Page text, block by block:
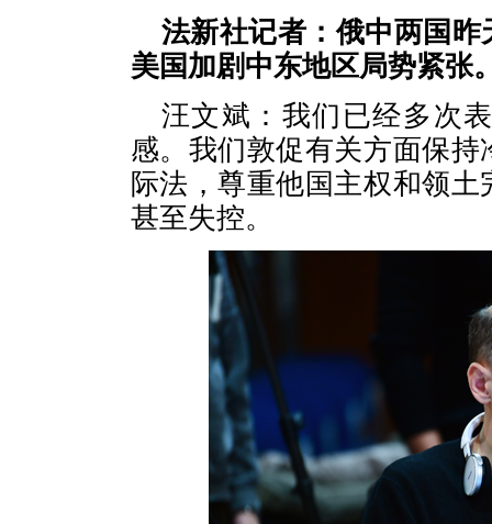
法新社记者：俄中两国
美国加剧中东地区局势紧张
汪文斌：我们已经多次
感。我们敦促有关方面保
际法，尊重他国主权和领
甚至失控。